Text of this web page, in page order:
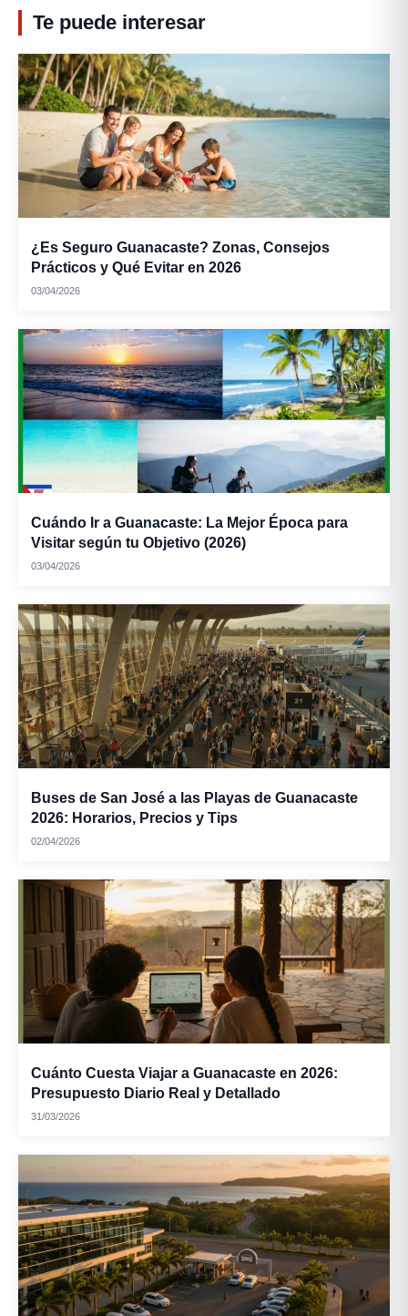
Te puede interesar
¿Es Seguro Guanacaste? Zonas, Consejos
Prácticos y Qué Evitar en 2026
03/04/2026
Cuándo Ir a Guanacaste: La Mejor Época para
Visitar según tu Objetivo (2026)
03/04/2026
Buses de San José a las Playas de Guanacaste
2026: Horarios, Precios y Tips
02/04/2026
Cuánto Cuesta Viajar a Guanacaste en 2026:
Presupuesto Diario Real y Detallado
31/03/2026